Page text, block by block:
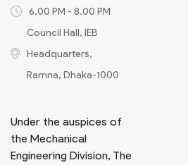
6.00 PM - 8.00 PM
Council Hall, IEB
Headquarters,
Ramna, Dhaka-1000
Under the auspices of
the Mechanical
Engineering Division, The